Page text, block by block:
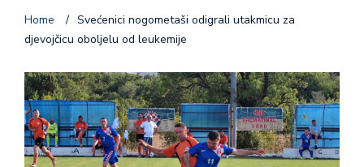
Home / Svećenici nogometaši odigrali utakmicu za
djevojčicu oboljelu od leukemije